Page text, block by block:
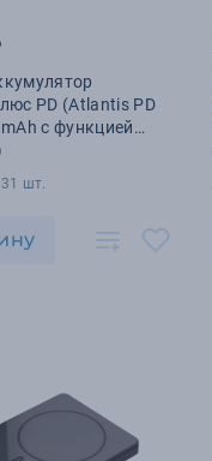
PD (Atlantis PD
с функцией
зарядки 15W,
шт.